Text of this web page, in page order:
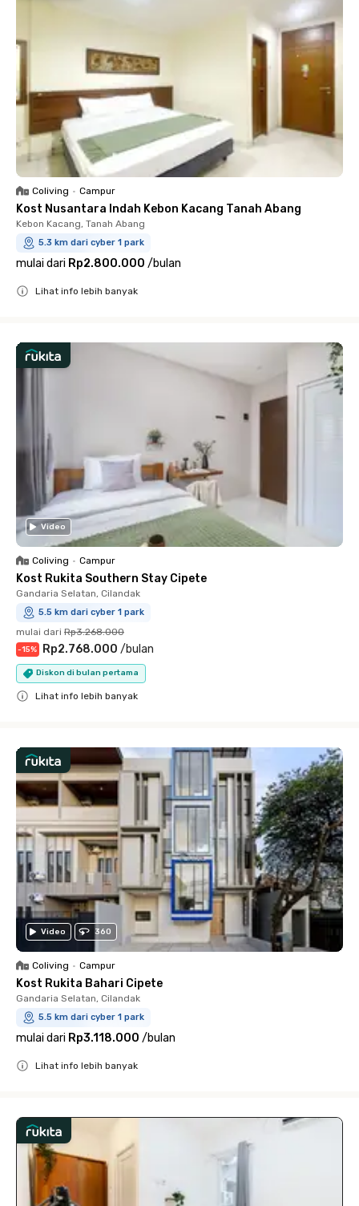
Coliving • Campur
Kost Nusantara Indah Kebon Kacang Tanah Abang
Kebon Kacang, Tanah Abang
5.3 km dari cyber 1 park
mulai dari Rp2.800.000 /bulan
Lihat info lebih banyak
Video
Coliving • Campur
Kost Rukita Southern Stay Cipete
Gandaria Selatan, Cilandak
5.5 km dari cyber 1 park
mulai dari Rp3.268.000
-15% Rp2.768.000 /bulan
Diskon di bulan pertama
Lihat info lebih banyak
Video 360
Coliving • Campur
Kost Rukita Bahari Cipete
Gandaria Selatan, Cilandak
5.5 km dari cyber 1 park
mulai dari Rp3.118.000 /bulan
Lihat info lebih banyak